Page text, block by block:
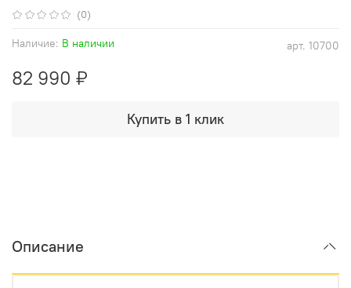
(0)
арт. 10700
Наличие: В наличии
82 990 ₽
Купить в 1 клик
Описание